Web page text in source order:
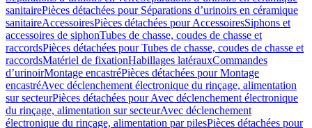
sanitairePièces détachées pour Séparations d’urinoirs en céramique
sanitaireAccessoiresPièces détachées pour AccessoiresSiphons et
accessoires de siphonTubes de chasse, coudes de chasse et
raccordsPièces détachées pour Tubes de chasse, coudes de chasse et
raccordsMatériel de fixationHabillages latérauxCommandes
dʼurinoirMontage encastréPièces détachées pour Montage
encastréAvec déclenchement électronique du rinçage, alimentation
sur secteurPièces détachées pour Avec déclenchement électronique
du rinçage, alimentation sur secteurAvec déclenchement
électronique du rinçage, alimentation par pilesPièces détachées pour